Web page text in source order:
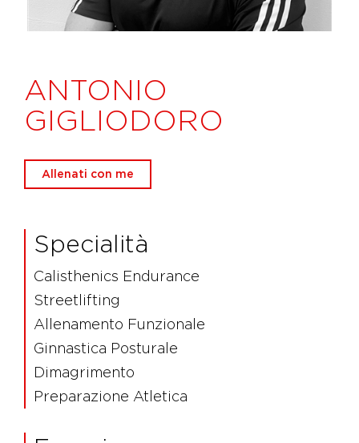
ANTONIO
GIGLIODORO
Allenati con me
Specialità
Calisthenics Endurance
Streetlifting
Allenamento Funzionale
Ginnastica Posturale
Dimagrimento
Preparazione Atletica